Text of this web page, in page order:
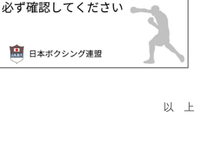
以 上